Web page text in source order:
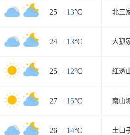
25 / 13°C 北三
24 / 13°C 大孤
25 / 12°C 红透
27 / 15°C 南山
26 / 14°C 土口